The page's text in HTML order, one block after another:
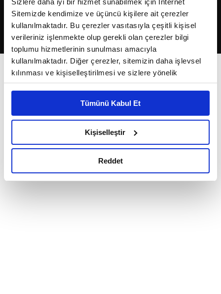
Sitemizde kendimize ve üçüncü kişilere ait çerezler
kullanılmaktadır. Bu çerezler vasıtasıyla çeşitli kişisel
verileriniz işlenmekte olup gerekli olan çerezler bilgi
toplumu hizmetlerinin sunulması amacıyla
kullanılmaktadır. Diğer çerezler, sitemizin daha işlevsel
kılınması ve kişiselleştirilmesi ve sizlere yönelik
reklam/pazarlama faaliyetlerinin yapılması, amaçlarıyla
Çerezlere ilişkin tercihlerinizi çerez paneli vasıtasıyla
belirleyebilirsiniz. Çerezlere ilişkin detaylı bilgi için
Ayarlar butonuna tıklayabilir,Çerez Bilgilendirme
Metnimizi ziyaret edebilirsiniz.
okumak ve sitemizi ziyaretiniz kapsamında
Tümünü Kabul Et
Kişiselleştir
Reddet
2026Fikriyat. Tüm hakları saklıdır.